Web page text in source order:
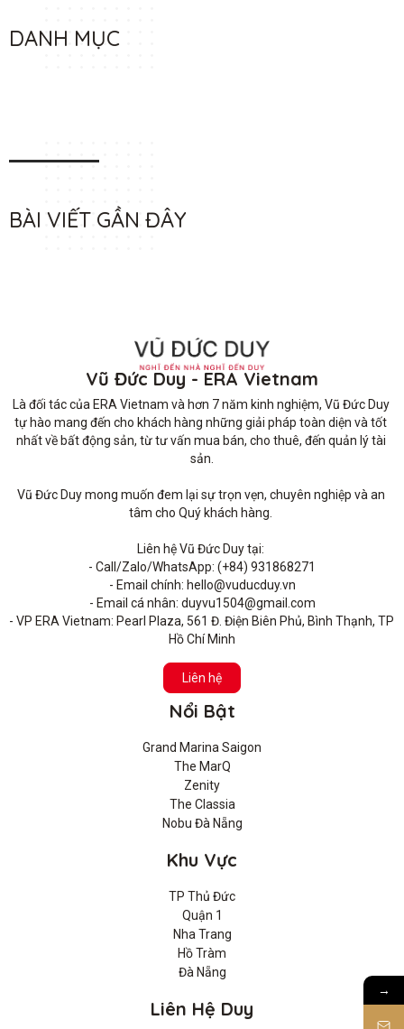
DANH MỤC
BÀI VIẾT GẦN ĐÂY
Vũ Đức Duy - ERA Vietnam
Là đối tác của ERA Vietnam và hơn 7 năm kinh nghiệm, Vũ Đức Duy
tự hào mang đến cho khách hàng những giải pháp toàn diện và tốt
nhất về bất động sản, từ tư vấn mua bán, cho thuê, đến quản lý tài
sản.
Vũ Đức Duy mong muốn đem lại sự trọn vẹn, chuyên nghiệp và an
tâm cho Quý khách hàng.
Liên hệ Vũ Đức Duy tại:
- Call/Zalo/WhatsApp: (+84) 931868271
- Email chính: hello@vuducduy.vn
- Email cá nhân: duyvu1504@gmail.com
- VP ERA Vietnam: Pearl Plaza, 561 Đ. Điện Biên Phủ, Bình Thạnh, TP
Hồ Chí Minh
Liên hệ
Nổi Bật
Grand Marina Saigon
The MarQ
Zenity
The Classia
Nobu Đà Nẵng
Khu Vực
TP Thủ Đức
Quận 1
Nha Trang
Hồ Tràm
Đà Nẵng
Liên Hệ Duy
→